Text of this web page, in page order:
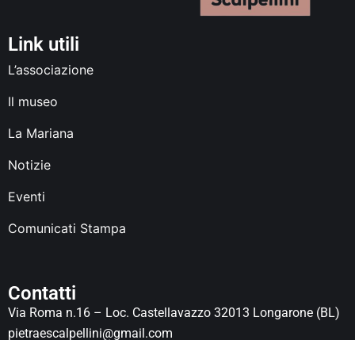
Link utili
L’associazione
Il museo
La Mariana
Notizie
Eventi
Comunicati Stampa
Contatti
Via Roma n.16 – Loc. Castellavazzo 32013 Longarone (BL)
pietraescalpellini@gmail.com